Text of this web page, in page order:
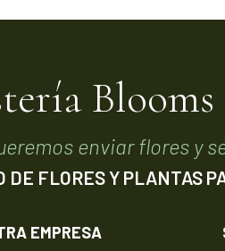
Blooms
enviar flores y
DE FLORES Y PLANTAS
EMPRESA